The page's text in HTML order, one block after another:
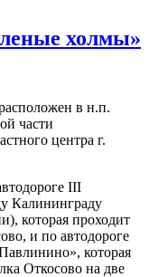
холмы»
в н.п.
части
центра г.
III
Калининграду
которая проходит
и по автодороге
которая
Откосово на две